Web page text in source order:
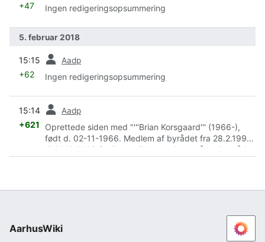
+47 Ingen redigeringsopsummering
5. februar 2018
15:15 Aadp
+62 Ingen redigeringsopsummering
15:14 Aadp
+621
Oprettede siden med "'''Brian Korsgaard''' (1966-),
født d. 02-11-1966. Medlem af byrådet fra 28.2.1998
til 31.12.2005 for Dansk Folkeparti. Indtrådte i byrådet
AarhusWiki